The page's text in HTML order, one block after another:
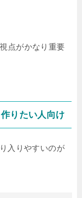
点がかなり重要
りたい人向け
入りやすいのが